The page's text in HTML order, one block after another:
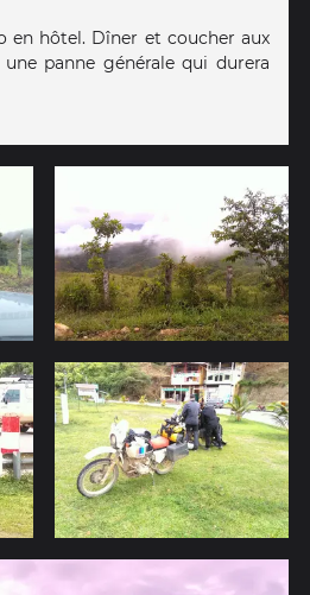
en hôtel. Dîner et coucher aux
panne générale qui durera